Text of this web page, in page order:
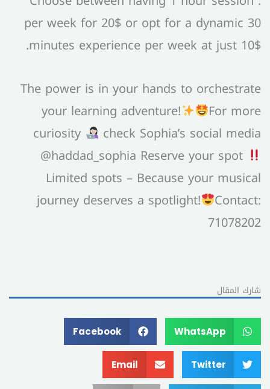
per week for 20$ or opt for a dynamic 30
minutes experience per week at just 10$.
The power is in your hands to orchestrate
your learning adventure!
For more
curiosity
check Sophia’s social media
@haddad_sophia Reserve your spot
Limited spots – Because your musical
journey deserves a spotlight!
Contact:
71078202
شارك المقال
WhatsApp
Facebook
Twitter
Email